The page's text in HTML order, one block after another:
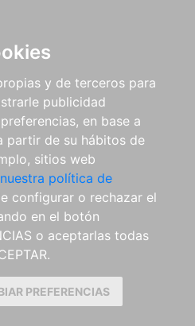
y de terceros para
publicidad
en base a
partir de su hábitos de
sitios web
política de
configurar o rechazar el
en el botón
o aceptarlas todas
PREFERENCIAS